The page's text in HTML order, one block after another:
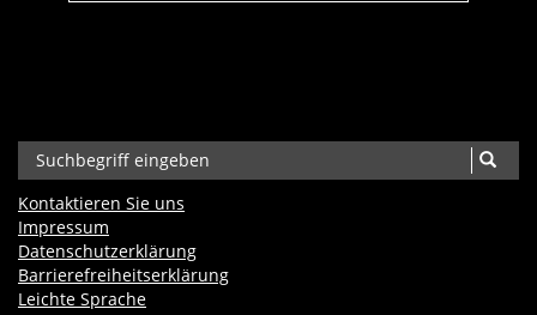
Kontaktieren Sie uns
Impressum
Datenschutzerklärung
Barrierefreiheits­erklärung
Leichte Sprache